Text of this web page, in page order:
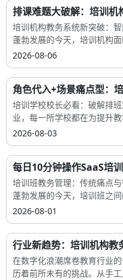
排课难题大破解：培训
培训机构教务系统新突破：
蓬勃发展的今天，培训机构
2026-08-06
角色代入+场景痛点型：
培训学校校长必看：破解排
业，每一所学校都在为提升
2026-08-03
每日10分钟操作SaaS培
培训班教务管理：传统痛点
蓬勃发展的今天，培训班之
2026-08-01
行业新趋势：培训机构
在数字化浪潮席卷教育行业
历着前所未有的挑战。从手